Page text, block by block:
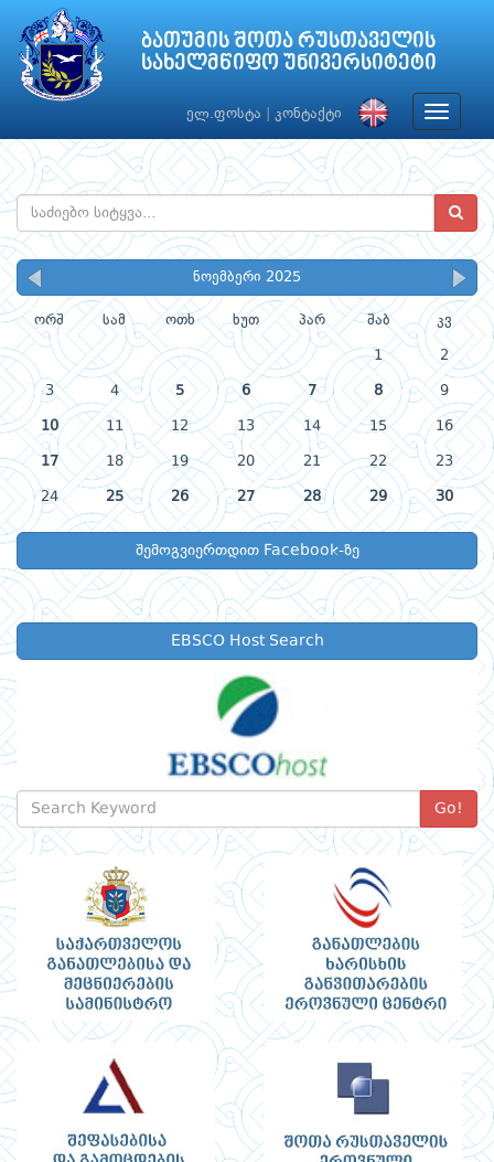
ბათუმის შოთა რუსთაველის
სახელმწიფო უნივერსიტეტი
ელ.ფოსტა კონტაქტი
Toggle
ნოემბერი 2025
ორშ სამ ოთხ ხუთ პარ შაბ კვ
1 2
3 4 5 6 7 8 9
10 11 12 13 14 15 16
17 18 19 20 21 22 23
24 25 26 27 28 29 30
შემოგვიერთდით Facebook-ზე
EBSCO Host Search
Go!